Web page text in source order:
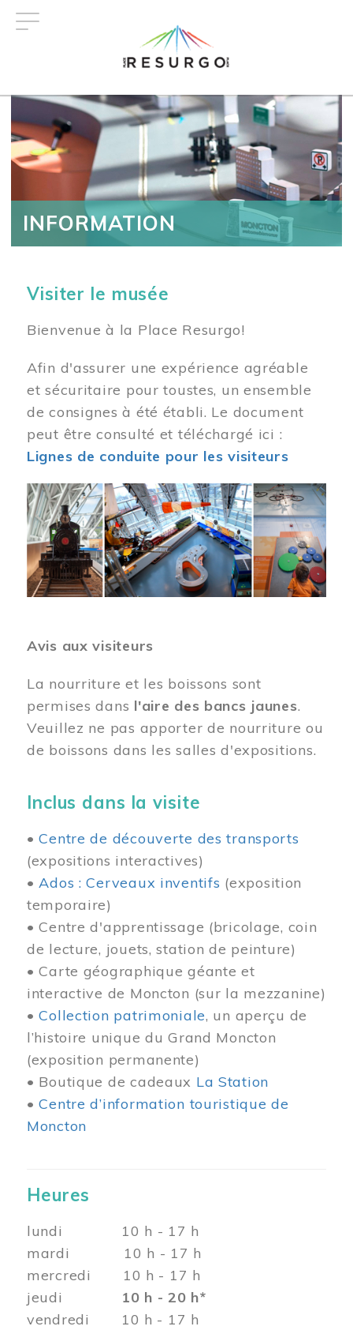
INFORMATION
Visiter le musée
Bienvenue à la Place Resurgo!
Afin d'assurer une expérience agréable
et sécuritaire pour toustes, un ensemble
de consignes à été établi. Le document
peut être consulté et téléchargé ici :
Lignes de conduite pour les visiteurs
Image
Avis aux visiteurs
La nourriture et les boissons sont
permises dans l'aire des bancs jaunes.
Veuillez ne pas apporter de nourriture ou
de boissons dans les salles d'expositions.
Inclus dans la visite
•Centre de découverte des transports
(expositions interactives)
•Ados : Cerveaux inventifs (exposition
temporaire)
• Centre d'apprentissage (bricolage, coin
de lecture, jouets, station de peinture)
• Carte géographique géante et
interactive de Moncton (sur la mezzanine)
•Collection patrimoniale, un aperçu de
l’histoire unique du Grand Moncton
(exposition permanente)
• Boutique de cadeaux La Station
•Centre d’information touristique de
Moncton
Heures
lundi 10 h - 17 h
mardi 10 h - 17 h
mercredi 10 h - 17 h
jeudi 10 h - 20 h*
vendredi 10 h - 17 h